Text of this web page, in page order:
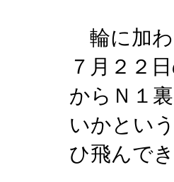
輪に加わ
７月２２
からＮ１
いかとい
ひ飛んで